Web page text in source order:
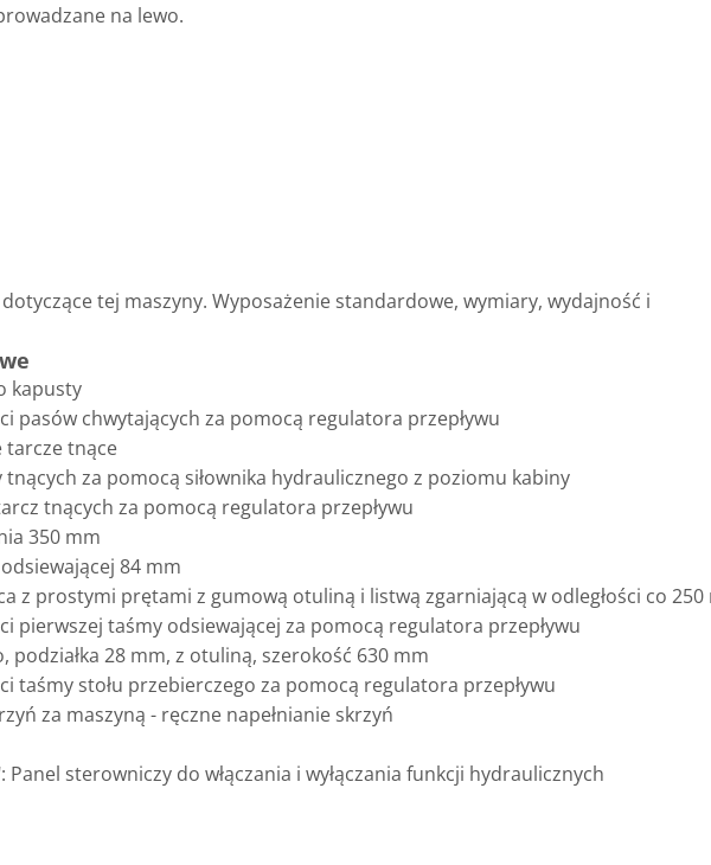
na lewo.
tej maszyny. Wyposażenie standardowe, wymiary, wydajność i
kapusty
pasów chwytających za pomocą regulatora przepływu
tarcze tnące
tnących za pomocą siłownika hydraulicznego z poziomu kabiny
tnących za pomocą regulatora przepływu
350 mm
84 mm
z prostymi prętami z gumową otuliną i listwą zgarniającą w odległości co 250
pierwszej taśmy odsiewającej za pomocą regulatora przepływu
podziałka 28 mm, z otuliną, szerokość 630 mm
taśmy stołu przebierczego za pomocą regulatora przepływu
za maszyną - ręczne napełnianie skrzyń
Panel sterowniczy do włączania i wyłączania funkcji hydraulicznych